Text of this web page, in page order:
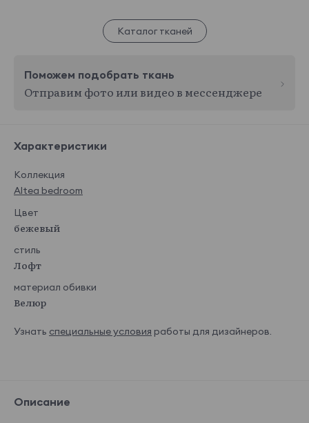
Каталог тканей
Поможем подобрать ткань
Отправим фото или видео в мессенджере
Характеристики
Коллекция
Altea bedroom
Цвет
бежевый
стиль
Лофт
материал обивки
Велюр
Узнать специальные условия работы для дизайнеров.
Описание